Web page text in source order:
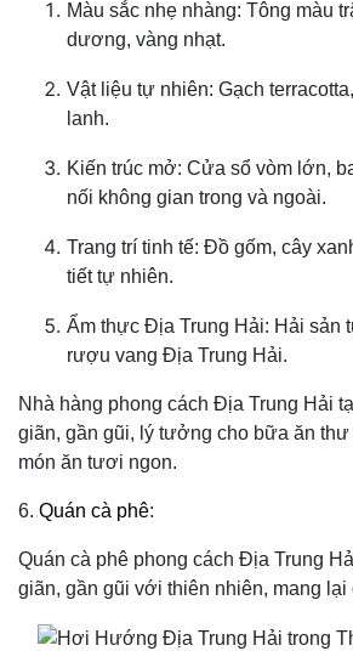
Màu sắc nhẹ nhàng: Tông màu
dương, vàng nhạt.
Vật liệu tự nhiên: Gạch
lanh.
Kiến trúc mở: Cửa sổ vòm lớn,
nối không gian trong và ngoài.
Trang trí tinh tế: Đồ gốm, cây
tiết tự nhiên.
Ẩm thực Địa Trung Hải: Hải sản
rượu vang Địa Trung Hải.
Nhà hàng phong cách Địa Trung Hải
giãn, gần gũi, lý tưởng cho bữa ăn
món ăn tươi ngon.
6. Quán cà phê:
Quán cà phê phong cách Địa Trung
giãn, gần gũi với thiên nhiên, mang lại